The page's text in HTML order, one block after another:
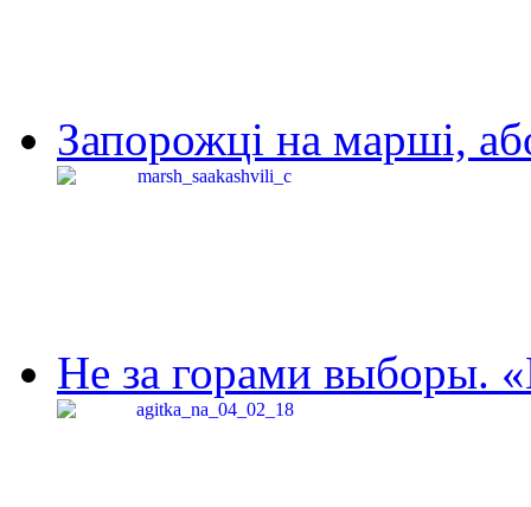
Запорожці на марші,
Не за горами выборы.